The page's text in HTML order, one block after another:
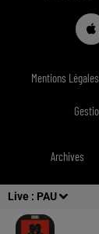
Live : PAU
Mentions Légales
Archives